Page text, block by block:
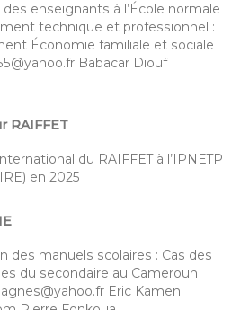
enseignants à l’École normale
technique et professionnel :
Économie familiale et sociale
Babacar Diouf
RAIFFET
du RAIFFET à l’IPNETP
en 2025
des manuels scolaires : Cas des
du secondaire au Cameroun
Eric Kameni